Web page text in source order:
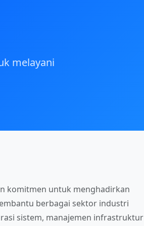
melayani
komitmen untuk menghadirkan
berbagai sektor industri
sistem, manajemen infrastruktur